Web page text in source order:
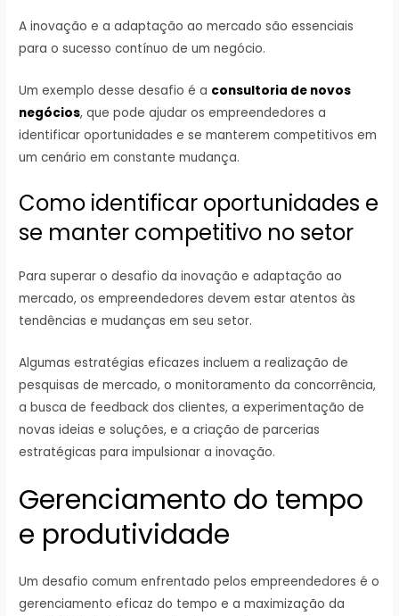
A inovação e a adaptação ao mercado são essenciais
para o sucesso contínuo de um negócio.
Um exemplo desse desafio é a consultoria de novos
negócios, que pode ajudar os empreendedores a
identificar oportunidades e se manterem competitivos em
um cenário em constante mudança.
Como identificar oportunidades e
se manter competitivo no setor
Para superar o desafio da inovação e adaptação ao
mercado, os empreendedores devem estar atentos às
tendências e mudanças em seu setor.
Algumas estratégias eficazes incluem a realização de
pesquisas de mercado, o monitoramento da concorrência,
a busca de feedback dos clientes, a experimentação de
novas ideias e soluções, e a criação de parcerias
estratégicas para impulsionar a inovação.
Gerenciamento do tempo
e produtividade
Um desafio comum enfrentado pelos empreendedores é o
gerenciamento eficaz do tempo e a maximização da